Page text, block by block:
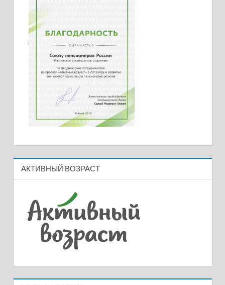
АКТИВНЫЙ ВОЗРАСТ